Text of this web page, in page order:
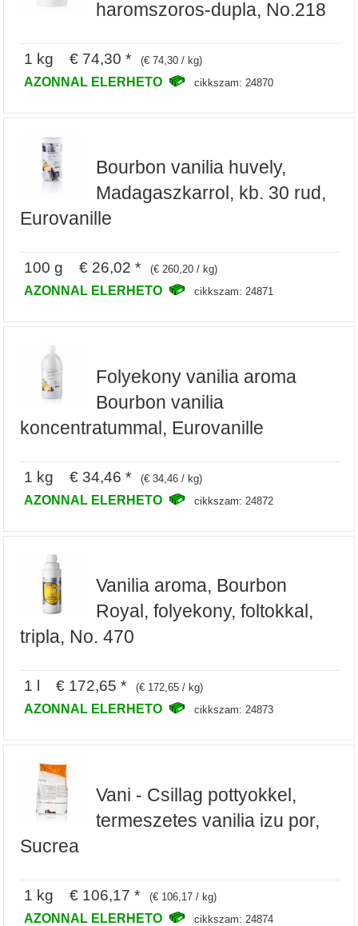
haromszoros-dupla, No.218
1 kg € 74,30 * (€ 74,30 / kg)
AZONNAL ELERHETO cikkszam: 24870
Bourbon vanilia huvely,
Madagaszkarrol, kb. 30 rud,
Eurovanille
100 g € 26,02 * (€ 260,20 / kg)
AZONNAL ELERHETO cikkszam: 24871
Folyekony vanilia aroma
Bourbon vanilia
koncentratummal, Eurovanille
1 kg € 34,46 * (€ 34,46 / kg)
AZONNAL ELERHETO cikkszam: 24872
Vanilia aroma, Bourbon
Royal, folyekony, foltokkal,
tripla, No. 470
1 l € 172,65 * (€ 172,65 / kg)
AZONNAL ELERHETO cikkszam: 24873
Vani - Csillag pottyokkel,
termeszetes vanilia izu por,
Sucrea
1 kg € 106,17 * (€ 106,17 / kg)
AZONNAL ELERHETO cikkszam: 24874